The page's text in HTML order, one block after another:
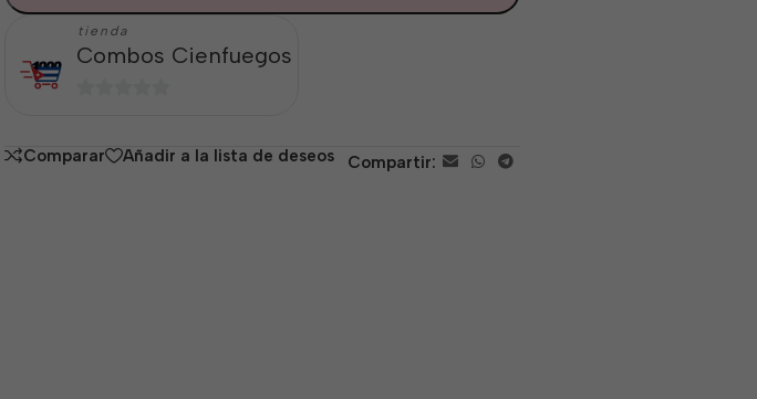
tienda
Combos Cienfuegos
5
Comparar Añadir a la lista de deseos Compartir: